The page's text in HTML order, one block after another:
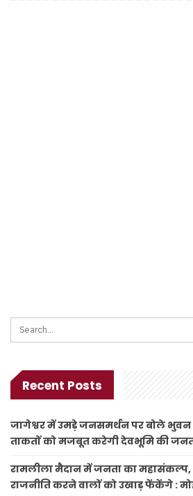
Recent Posts
जागेश्वर में उमड़े जनसमर्थन पर बोले भुवन
ताकतों को मजबूत करेगी देवभूमि की
रामलीला मैदान में जनता का महासंकल्प,
राजनीति करने वालों को उखाड़ फेंकेंगे :